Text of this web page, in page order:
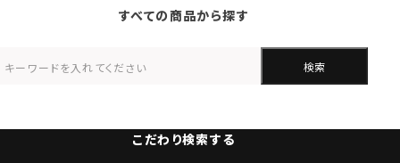
すべての商品から探す
検索
こだわり検索する